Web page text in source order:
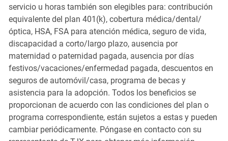
servicio u horas también son elegibles para: contribución
equivalente del plan 401(k), cobertura médica/dental/
óptica, HSA, FSA para atención médica, seguro de vida,
discapacidad a corto/largo plazo, ausencia por
maternidad o paternidad pagada, ausencia por días
festivos/vacaciones/enfermedad pagada, descuentos en
seguros de automóvil/casa, programa de becas y
asistencia para la adopción. Todos los beneficios se
proporcionan de acuerdo con las condiciones del plan o
programa correspondiente, están sujetos a estas y pueden
cambiar periódicamente. Póngase en contacto con su